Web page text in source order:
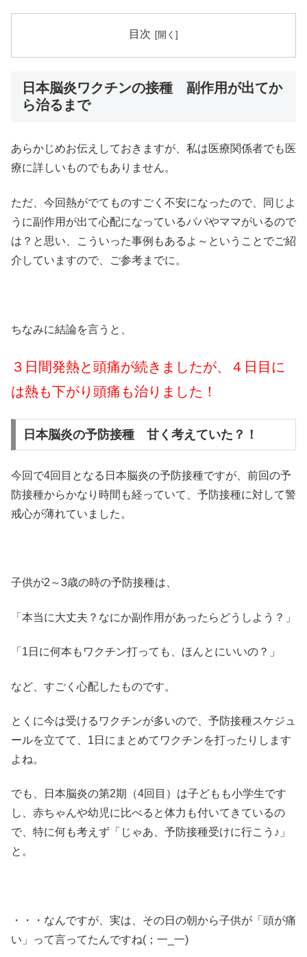
目次
日本脳炎ワクチンの接種 副作用が出てか
ら治るまで
あらかじめお伝えしておきますが、私は医療関係者でも医
療に詳しいものでもありません。
ただ、今回熱がでてものすごく不安になったので、同じよ
うに副作用が出て心配になっているパパやママがいるので
は？と思い、こういった事例もあるよ～ということでご紹
介していますので、ご参考までに。
ちなみに結論を言うと、
３日間発熱と頭痛が続きましたが、４日目に
は熱も下がり頭痛も治りました！
日本脳炎の予防接種 甘く考えていた？！
今回で4回目となる日本脳炎の予防接種ですが、前回の予
防接種からかなり時間も経っていて、予防接種に対して警
戒心が薄れていました。
子供が2～3歳の時の予防接種は、
「本当に大丈夫？なにか副作用があったらどうしよう？」
「1日に何本もワクチン打っても、ほんとにいいの？」
など、すごく心配したものです。
とくに今は受けるワクチンが多いので、予防接種スケジュ
ールを立てて、1日にまとめてワクチンを打ったりします
よね。
でも、日本脳炎の第2期（4回目）は子どもも小学生です
し、赤ちゃんや幼児に比べると体力も付いてきているの
で、特に何も考えず「じゃあ、予防接種受けに行こう♪」
と。
・・・なんですが、実は、その日の朝から子供が「頭が痛
い」って言ってたんですね(；一_一)